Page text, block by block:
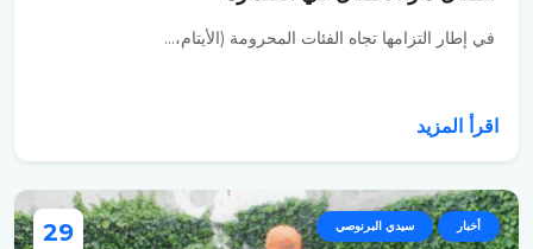
في إطار التزامها تجاه الفئات المحرومة (الأيتام،...
اقرأ المزيد
29 أخبار سيدي البرنوصي